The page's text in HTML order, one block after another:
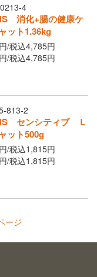
4
消化+腸の健康ケ
ット1.36kg
/税込4,785円
/税込4,785円
813-2
センシティブ Ｌ
ット500g
/税込1,815円
/税込1,815円
ージ